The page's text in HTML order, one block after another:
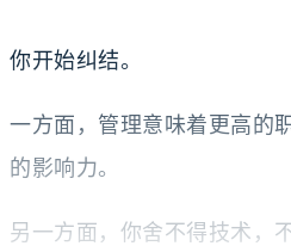
你开始纠结。
一方面，管理意味着更高的
的影响力。
另一方面，你舍不得技术，